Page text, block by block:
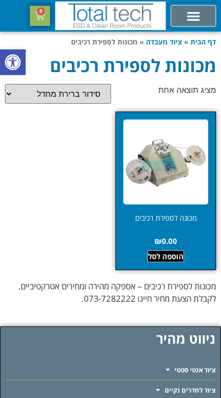
פתח
0
ניווט מהיר
ציוד אנטי סטטי
ציוד לחדרים נקיים
דף הבית » ציוד מעבדה » מכונות לספירת רכיבים
מכונות לספירת רכיבים
מכונות לספירת רכיבים – אספקה מהירה ומחירים אטרקטיביים.
לקבלת הצעת מחיר חייגו 073-7282222.
מציג תוצאה אחת
מכונה לספירת רכיבים
₪0.00
הוספה לסל